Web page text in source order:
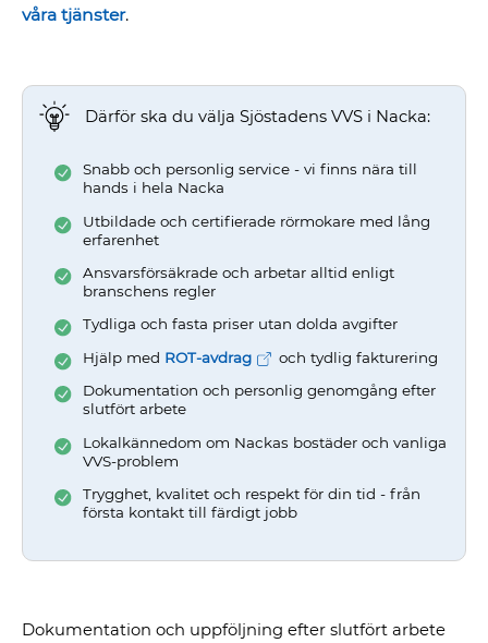
våra tjänster.
Därför ska du välja Sjöstadens VVS i Nacka:
Snabb och personlig service - vi finns nära till
hands i hela Nacka
Utbildade och certifierade rörmokare med lång
erfarenhet
Ansvarsförsäkrade och arbetar alltid enligt
branschens regler
Tydliga och fasta priser utan dolda avgifter
Hjälp med ROT-avdrag
och tydlig fakturering
Dokumentation och personlig genomgång efter
slutfört arbete
Lokalkännedom om Nackas bostäder och vanliga
VVS-problem
Trygghet, kvalitet och respekt för din tid - från
första kontakt till färdigt jobb
Dokumentation och uppföljning efter slutfört arbete